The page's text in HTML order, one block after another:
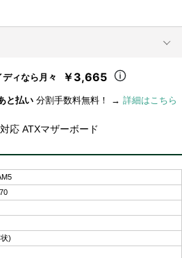
ディなら月々 ￥3,665
と払い 分割手数料無料！ → 詳細はこちら
応 ATXマザーボード
)